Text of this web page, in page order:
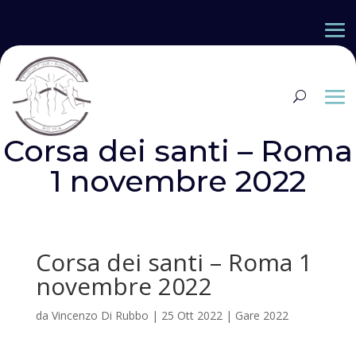
Corsa dei santi – Roma
1 novembre 2022
Corsa dei santi – Roma 1
novembre 2022
da Vincenzo Di Rubbo | 25 Ott 2022| Gare 2022